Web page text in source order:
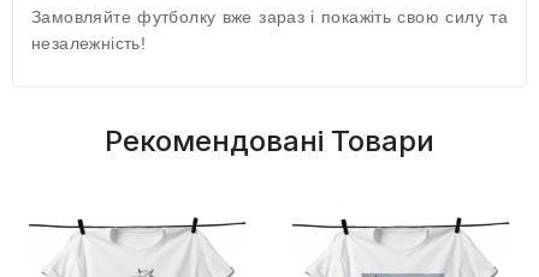
Замовляйте футболку вже зараз і покажіть свою силу та
незалежність!
Рекомендовані Товари